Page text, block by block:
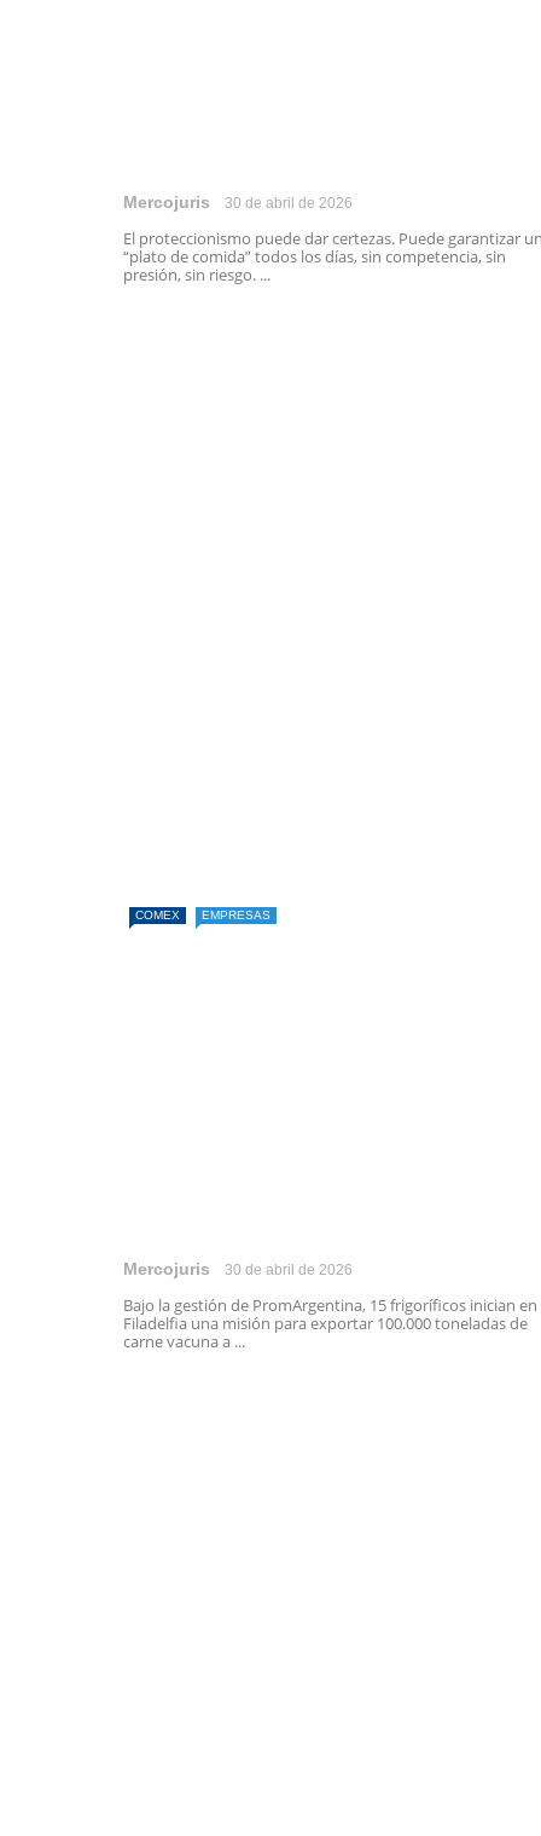
Mercojuris 30 de abril de 2026
El proteccionismo puede dar certezas. Puede garantizar un
“plato de comida” todos los días, sin competencia, sin
presión, sin riesgo. ...
COMEX EMPRESAS
Mercojuris 30 de abril de 2026
Bajo la gestión de PromArgentina, 15 frigoríficos inician en
Filadelfia una misión para exportar 100.000 toneladas de
carne vacuna a ...